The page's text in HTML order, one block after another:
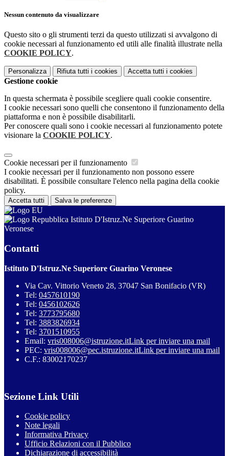
Nessun contenuto da visualizzare
Questo sito o gli strumenti terzi da questo utilizzati si avvalgono di
cookie necessari al funzionamento ed utili alle finalità illustrate nella
COOKIE POLICY.
Personalizza Rifiuta tutti i cookies Accetta tutti i cookies
Gestione cookie
In questa schermata è possibile scegliere quali cookie consentire.
I cookie necessari sono quelli che consentono il funzionamento della
piattaforma e non è possibile disabilitarli.
Per conoscere quali sono i cookie necessari al funzionamento potete
visionare la COOKIE POLICY.
Cookie necessari per il funzionamento
I cookie necessari per il funzionamento non possono essere
disabilitati. È possibile consultare l'elenco nella pagina della cookie
policy.
Accetta tutti Salva le preferenze
Istituto D'Istruz.Ne Superiore Guarino
Veronese
Contatti
Istituto D'Istruz.Ne Superiore Guarino Veronese
Via Cav. Vittorio Veneto 28, 37047 San Bonifacio (VR)
Tel: 0457610190
Tel: 0456102626
Tel: 3773795680
Tel: 3883826934
Tel: 3701510955
Email: vris008006@istruzione.itLink per inviare una mail
PEC: vris008006@pec.istruzione.itLink per inviare una mail
C.F.: 83002170237
Sezione Link Utili
Cookie policy
Note legali
Informativa Privacy
Ufficio Relazioni con il Pubblico
Dichiarazione di accessibilità